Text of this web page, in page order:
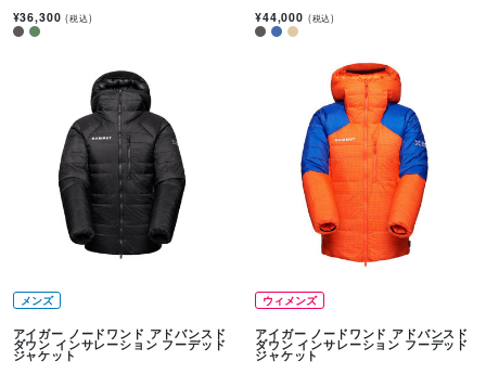
¥36,300(税込) ¥44,000 (税込)
メンズ
アイガー ノードワンド アドバンスド
ダウン インサレーション フーデッド
ジャケット
ウィメンズ
アイガー ノードワンド アドバンスド
ダウン インサレーション フーデッド
ジャケット